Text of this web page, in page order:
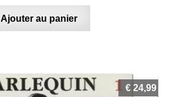
Ajouter au panier
€ 24,99